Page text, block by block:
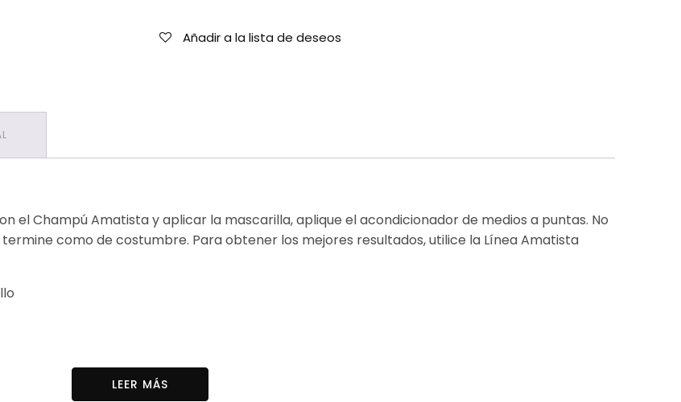
Añadir a la lista de deseos
el Champú Amatista y aplicar la mascarilla, aplique el acondicionador de medios a puntas. No
como de costumbre. Para obtener los mejores resultados, utilice la Línea Amatista
DEA, C betaína, glicina-26, parfum, cloruro de amonio, propilenglicol, cloruro de
cocoamfoacetato de sodio, carbómero, divinildimeticona / copolímero de dimeticona, sulfato
LEER MÁS